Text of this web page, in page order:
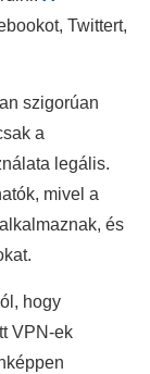
Twittert,
szigorúan
a
legális.
mivel a
és
hogy
VPN-ek